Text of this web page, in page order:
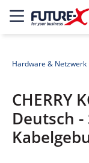
Hardware & Netzwerk
CHERRY
Deutsch -